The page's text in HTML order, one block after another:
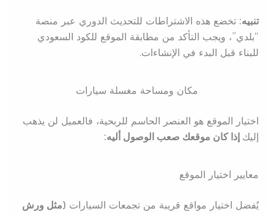
تنبيه:تخضع هذه الاشتراطات للتحديث الدوري عبر منصة
“بلدي”، ويجب التأكد من مطابقة الموقع للكود السعودي
للبناء قبل البدء في الإنشاءات.
مكان ومساحة مغسلة سيارات
اختيار الموقع هو العنصر الحاسم للربحية، فالعميل لن يذهب
إليكإذا كان موقعك صعب الوصول أليه:
معايير اختيار الموقع
يُفضل اختيار مواقع قريبة من تجمعات السيارات (مثل ورش